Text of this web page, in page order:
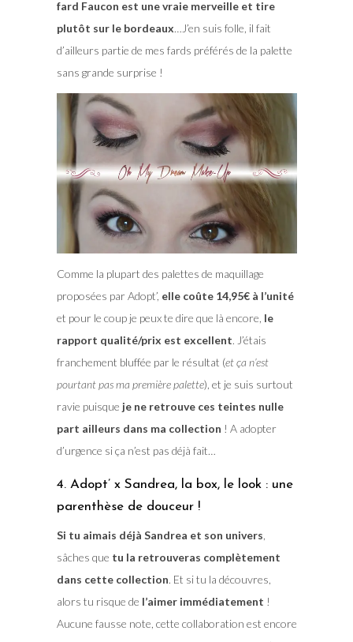
fard Faucon est une vraie merveille et tire
plutôt sur le bordeaux…J’en suis folle, il fait
d’ailleurs partie de mes fards préférés de la palette
sans grande surprise !
Comme la plupart des palettes de maquillage
proposées par Adopt’, elle coûte 14,95€ à l’unité
et pour le coup je peux te dire que là encore, le
rapport qualité/prix est excellent. J’étais
franchement bluffée par le résultat (et ça n’est
pourtant pas ma première palette), et je suis surtout
ravie puisque je ne retrouve ces teintes nulle
part ailleurs dans ma collection ! A adopter
d’urgence si ça n’est pas déjà fait…
4. Adopt’ x Sandrea, la box, le look : une
parenthèse de douceur !
Si tu aimais déjà Sandrea et son univers
sâches que tu la retrouveras complètement
dans cette collection. Et si tu la découvres,
alors tu risque de l’aimer immédiatement !
Aucune fausse note, cette collaboration est encore